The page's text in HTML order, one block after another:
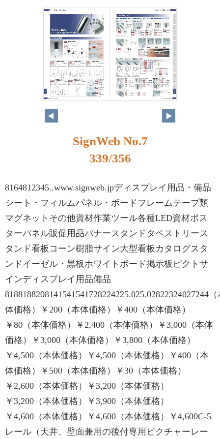
SignWeb No.7
339/356
8164812345..www.signweb.jpディスプレイ用品・備品
シート・フィルムパネル・ボードフレームテープ類
マグネットその他資材作業ツール各種LED資材ポス
ターパネル販促用品バナースタンドタペストリース
タンド看板コーン樹脂サイン大型看板カタログスタ
ンドイーゼル・黒板ホワイトボード掲示板ピクトサ
インディスプレイ用品備品
8188188208141541541728224225.025.02822324027244
体価格）￥200（本体価格）￥400（本体価格）
￥80（本体価格）￥2,400（本体価格）￥3,000（本体
価格）￥3,000（本体価格）￥3,800（本体価格）
￥4,500（本体価格）￥4,500（本体価格）￥400（本
体価格）￥500（本体価格）￥30（本体価格）
￥2,600（本体価格）￥3,200（本体価格）
￥3,200（本体価格）￥3,900（本体価格）
￥4,600（本体価格）￥4,600（本体価格）￥4,600C-5
レール（天井、壁面兼用の後付専用ピクチャーレー